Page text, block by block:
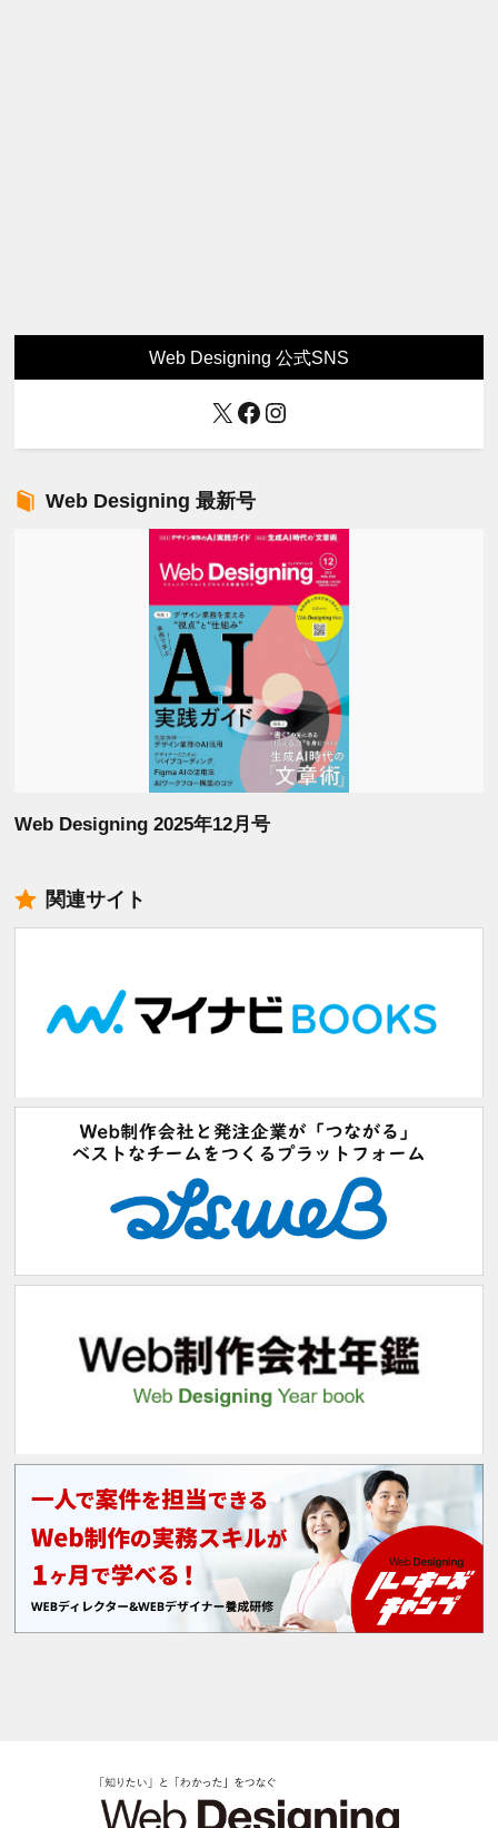
Web Designing 公式SNS
X Facebook
Instagram
Web Designing 最新号
Web Designing 2025年12月号
関連サイト